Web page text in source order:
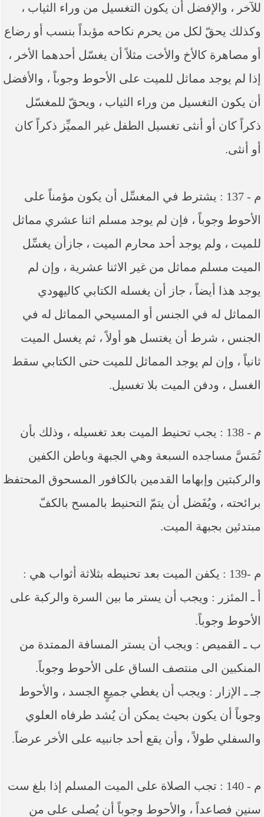
للآخر ، والإفضل أن يكون التغسيل من وراء الثياب ،
وكذلك يحقّ لكل من يحرم نكاحه مؤبداً بنسب أو رضاع
أو مصاهرة كالأخ والأخت مثلاً أن يغسّل أحدهما الأخر ،
إذا لم يوجد مماثل للميت على الأحوط وجوباً ، والأفضل
أن يكون التغسيل من وراء الثياب ، ويحقّ للمغسّل
ذكراً كان أو أنثى تغسيل الطفل غير المميِّز ذكراً كان
أو أنثى.
م - 137 : يشترط في المغسِّل أن يكون مؤمناً على
الأحوط وجوباً ، فإن لم يوجد مسلم اثنا عشري مماثل
للميت ، ولم يوجد أحد محارم الميت ، جازأن يغسِّل
الميت مسلم مماثل من غير الاثنا عشرية ، وإن لم
يوجد هذا أيضاً ، جاز أن يغسله الكتابي كاليهودي
المماثل له في الجنس أو المسيحي المماثل له في
الجنس ، شرط أن يغتسل هو أولاً ، ثم يغسل الميت
ثانياً ، وإن لم يوجد المماثل للميت حتى الكتابي سقط
الغسل ، ودفن الميت بلا تغسيل.
م - 138 : يجب تحنيط الميت بعد تغسيله ، وذلك بأن
تُمَسَّ مساجده السبعة وهي الجبهة وباطن الكفين
والركبتين وإبهاما القدمين بالكافور المسحوق المحتفظ
برائحته ، ويُفَضل أن يتمّ التحنيط بالمسح بالكفّ
مبتدئين بجبهة الميت.
م -139 : يكفن الميت بعد تحنيطه بثلاثة أثواب هي :
أ ـ المئزر : ويجب أن يستر ما بين السرة والركبة على
الأحوط وجوباً.
ب ـ القميص : ويجب أن يستر المسافة الممتدة من
المنكبين الى منتصف الساق على الأحوط وجوباً.
جـ ـ الإزار : ويجب أن يغطي جميعٍ الجسد ، والأحوط
وجوباً أن يكون بحيث يمكن أن يُشد طرفاه العلوي
والسفلي طولاً ، وأن يقع أحد جانبيه على الأخر عرضاً.
م - 140 : تجب الصلاة على الميت المسلم إذا بلغ ست
سنين فصاعداً ، والأحوط وجوباً أن يُصلى على من